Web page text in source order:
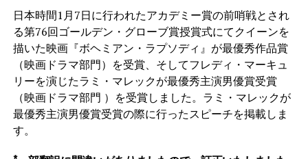
日本時間1月7日に行われたアカデミー賞の前哨戦とされ
る第76回ゴールデン・グローブ賞授賞式にてクイーンを
描いた映画『ボヘミアン・ラプソディ』が最優秀作品賞
（映画ドラマ部門）を受賞、そしてフレディ・マーキュ
リーを演じたラミ・マレックが最優秀主演男優賞受賞
（映画ドラマ部門 ）を受賞しました。ラミ・マレックが
最優秀主演男優賞受賞の際に行ったスピーチを掲載しま
す。